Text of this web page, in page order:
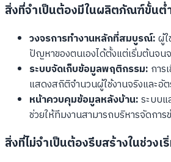
สิ่งที่จำเป็นต้องมีในผลิตภัณฑ์ขั้นต่
วงจรการทำงานหลักที่สมบูรณ์:ผู้
ปัญหาของตนเองได้ตั้งแต่เริ่มต้นจน
ระบบจัดเก็บข้อมูลพฤติกรรม: การ
แสดงสถิติจำนวนผู้ใช้งานจริงและอั
หน้าควบคุมข้อมูลหลังบ้าน:ระบบแ
ช่วยให้ทีมงานสามารถบริหารจัดกา
สิ่งที่ไม่จำเป็นต้องรีบสร้างในช่วงเ